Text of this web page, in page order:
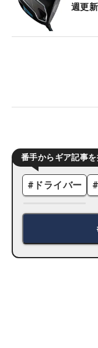
週更新
番手からギア記事を
# ドライバー #